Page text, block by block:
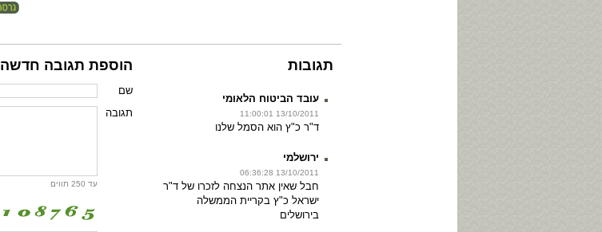
הוספת תגובה חדשה
שם
עד 250 תווים
תגובה
תגובות
עובד הביטוח הלאומי
13/10/2011 11:00:01
ד"ר כ"ץ הוא הסמל שלנו
ירושלמי
13/10/2011 06:36:28
חבל שאין אתר הנצחה לזכרו של ד"ר
ישראל כ"ץ בקריית הממשלה
בירושלים